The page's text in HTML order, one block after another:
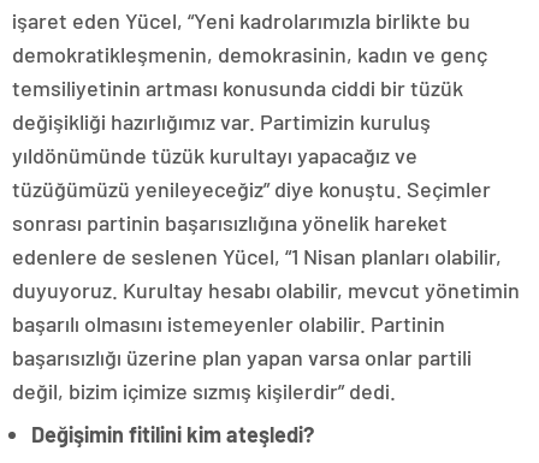
işaret eden Yücel, “Yeni kadrolarımızla birlikte bu
demokratikleşmenin, demokrasinin, kadın ve genç
temsiliyetinin artması konusunda ciddi bir tüzük
değişikliği hazırlığımız var. Partimizin kuruluş
yıldönümünde tüzük kurultayı yapacağız ve
tüzüğümüzü yenileyeceğiz” diye konuştu. Seçimler
sonrası partinin başarısızlığına yönelik hareket
edenlere de seslenen Yücel, “1 Nisan planları olabilir,
duyuyoruz. Kurultay hesabı olabilir, mevcut yönetimin
başarılı olmasını istemeyenler olabilir. Partinin
başarısızlığı üzerine plan yapan varsa onlar partili
değil, bizim içimize sızmış kişilerdir” dedi.
Değişimin fitilini kim ateşledi?